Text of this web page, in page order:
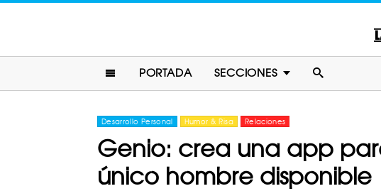
PORTADA SECCIONES
Desarrollo Personal Humor & Risa Relaciones
Genio: crea una app
único hombre disponible